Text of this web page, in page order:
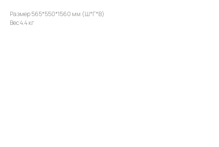
Размер 565*550*1560 мм (Ш*Г*В)
Вес 4.4 кг